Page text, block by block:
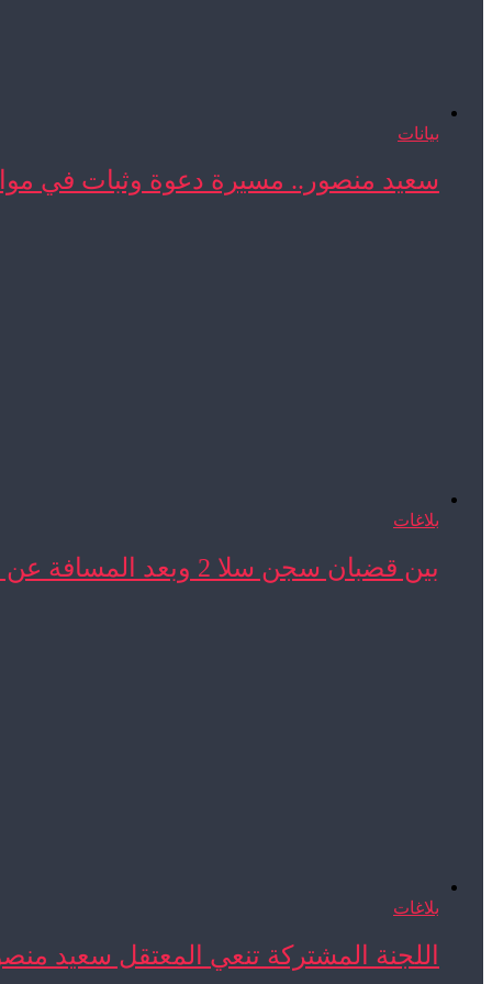
بيانات
سعيد منصور.. مسيرة دعوة وثبات في
بلاغات
بين قضبان سجن سلا 2 وبعد المسافة عن ...
بلاغات
اللجنة المشتركة تنعي المعتقل سعيد